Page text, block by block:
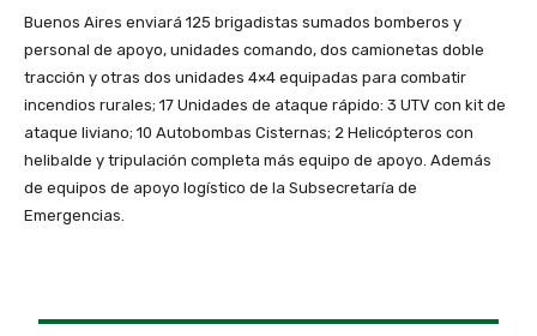
Buenos Aires enviará 125 brigadistas sumados bomberos y
personal de apoyo, unidades comando, dos camionetas doble
tracción y otras dos unidades 4×4 equipadas para combatir
incendios rurales; 17 Unidades de ataque rápido: 3 UTV con kit de
ataque liviano; 10 Autobombas Cisternas; 2 Helicópteros con
helibalde y tripulación completa más equipo de apoyo. Además
de equipos de apoyo logístico de la Subsecretaría de
Emergencias.